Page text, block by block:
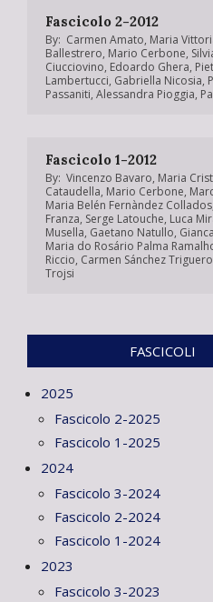
Fascicolo 2-2012
By: Carmen Amato, Maria
Ballestrero, Mario Cerbone,
Ciucciovino, Edoardo Ghera,
Lambertucci, Gabriella Nicosia,
Passaniti, Alessandra Pioggia,
Fascicolo 1-2012
By: Vincenzo Bavaro, Maria
Cataudella, Mario Cerbone,
Maria Belén Fernàndez Collados
Franza, Serge Latouche, Luca
Musella, Gaetano Natullo,
Maria do Rosário Palma
Riccio, Carmen Sánchez
Trojsi
FASCICOLI
2025
Fascicolo 2-2025
Fascicolo 1-2025
2024
Fascicolo 3-2024
Fascicolo 2-2024
Fascicolo 1-2024
2023
Fascicolo 3-2023